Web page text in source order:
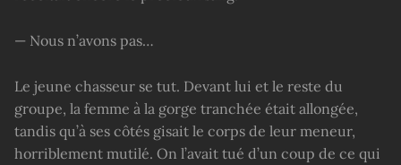
— Nous n’avons pas…
Le jeune chasseur se tut. Devant lui et le reste du
groupe, la femme à la gorge tranchée était allongée,
tandis qu’à ses côtés gisait le corps de leur meneur,
horriblement mutilé. On l’avait tué d’un coup de ce qui